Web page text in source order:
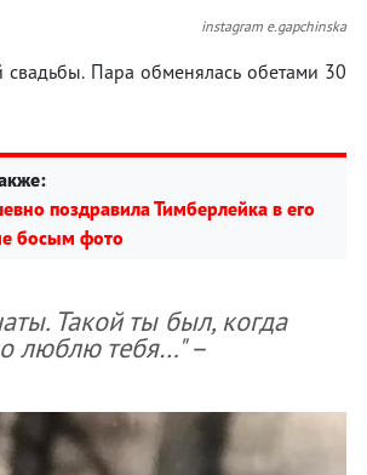
instagram e.gapchinska
Пара обменялась обетами 30
поздравила Тимберлейка в его
босым фото
Такой ты был, когда
люблю тебя…" –